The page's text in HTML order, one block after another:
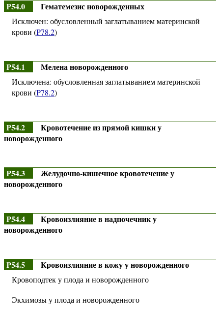
P54.0 Гематемезис новорожденных
Исключен: обусловленный заглатыванием материнской
крови (P78.2)
P54.1 Мелена новорожденного
Исключена: обусловленная заглатыванием материнской
крови (P78.2)
P54.2
Кровотечение из прямой кишки у
новорожденного
P54.3
Желудочно-кишечное кровотечение у
новорожденного
P54.4
Кровоизлияние в надпочечник у
новорожденного
P54.5 Кровоизлияние в кожу у новорожденного
Кровоподтек у плода и новорожденного
Экхимозы у плода и новорожденного